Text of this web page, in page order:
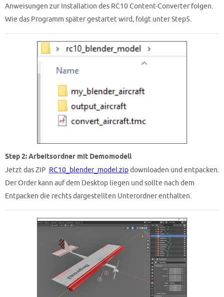
Anweisungen zur Installation des RC10 Content-Converter folgen.
Wie das Programm später gestartet wird, folgt unter Step5.
Step 2: Arbeitsordner mit Demomodell
Jetzt das ZIP RC10_blender_model.zipdownloaden und entpacken.
Der Order kann auf dem Desktop liegen und sollte nach dem
Entpacken die rechts dargestellten Unterordner enthalten.